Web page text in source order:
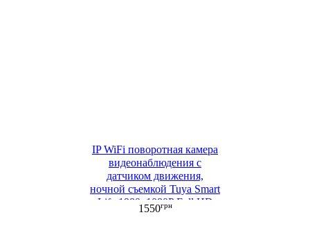
IP WiFi поворотная камера
видеонаблюдения с
датчиком движения,
ночной съемкой Tuya Smart
Life 1980х1080P Full HD
SINOVISION
1550грн